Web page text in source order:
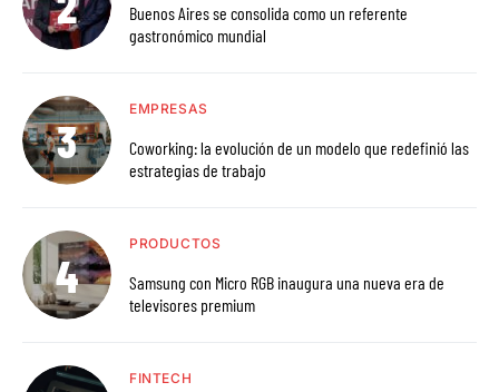
Buenos Aires se consolida como un referente
gastronómico mundial
EMPRESAS
Coworking: la evolución de un modelo que redefinió las
estrategias de trabajo
PRODUCTOS
Samsung con Micro RGB inaugura una nueva era de
televisores premium
FINTECH